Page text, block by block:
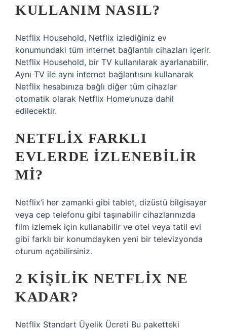
KULLANIM NASIL?
Netflix Household, Netflix izlediğiniz ev
konumundaki tüm internet bağlantılı cihazları içerir.
Netflix Household, bir TV kullanılarak ayarlanabilir.
Aynı TV ile aynı internet bağlantısını kullanarak
Netflix hesabınıza bağlı diğer tüm cihazlar
otomatik olarak Netflix Home’unuza dahil
edilecektir.
NETFLIX FARKLI
EVLERDE IZLENEBILIR
MI?
Netflix’i her zamanki gibi tablet, dizüstü bilgisayar
veya cep telefonu gibi taşınabilir cihazlarınızda
film izlemek için kullanabilir ve otel veya tatil evi
gibi farklı bir konumdayken yeni bir televizyonda
oturum açabilirsiniz.
2 KIŞILIK NETFLIX NE
KADAR?
Netflix Standart Üyelik Ücreti Bu paketteki